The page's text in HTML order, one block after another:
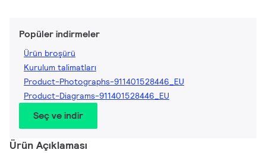
Popüler indirmeler
Ürün broşürü
Kurulum talimatları
Product-Photographs-911401528446_EU
Product-Diagrams-911401528446_EU
Seç ve indir
Ürün Açıklaması